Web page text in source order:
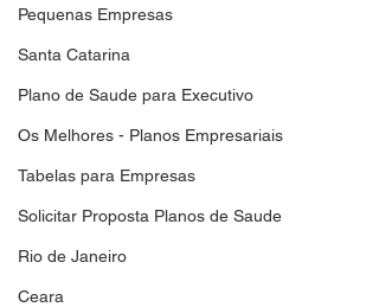
Pequenas Empresas
Santa Catarina
Plano de Saude para Executivo
Os Melhores - Planos Empresariais
Tabelas para Empresas
Solicitar Proposta Planos de Saude
Rio de Janeiro
Ceara